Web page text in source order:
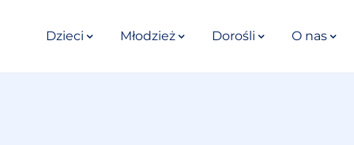
Dzieci Młodzież Dorośli O nas